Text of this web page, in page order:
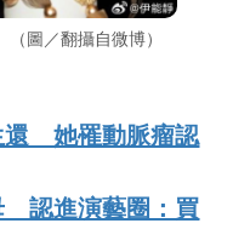
圖／翻攝自微博）
還 她罹動脈瘤認
認進演藝圈：買